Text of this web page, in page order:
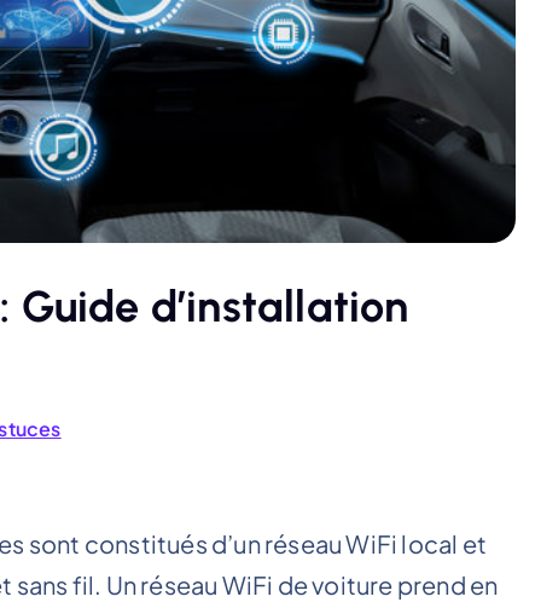
Guide d’installation
sont constitués d’un réseau WiFi local et
fil. Un réseau WiFi de voiture prend en